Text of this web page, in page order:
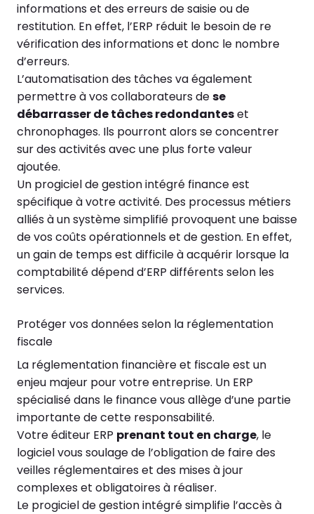
informations et des erreurs de saisie ou de
restitution. En effet, l’ERP réduit le besoin de re
vérification des informations et donc le nombre
d’erreurs.
L’automatisation des tâches va également
permettre à vos collaborateurs dese
débarrasser de tâches redondanteset
chronophages. Ils pourront alors se concentrer
sur des activités avec une plus forte valeur
ajoutée.
Un progiciel de gestion intégré finance est
spécifique à votre activité. Des processus métiers
alliés à un système simplifié provoquent une baisse
de vos coûts opérationnels et de gestion. En effet,
un gain de temps est difficile à acquérir lorsque la
comptabilité dépend d’ERP différents selon les
services.
Protéger vos données selon la réglementation
fiscale
La réglementation financière et fiscale est un
enjeu majeur pour votre entreprise. Un ERP
spécialisé dans le finance vous allège d’une partie
importante de cette responsabilité.
Votre éditeur ERP prenant tout en charge, le
logiciel vous soulage de l’obligation de faire des
veilles réglementaires et des mises à jour
complexes et obligatoires à réaliser.
Le progiciel de gestion intégré simplifie l’accès à